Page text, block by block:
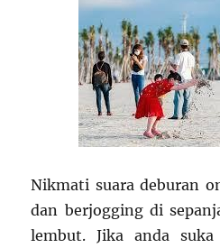
Nikmati suara deburan
dan berjogging di
lembut. Jika anda